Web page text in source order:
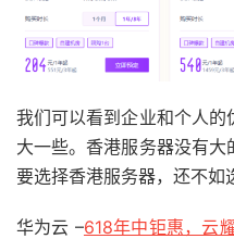
我们可以看到企业和个人
大一些。香港服务器没有
要选择香港服务器，还不如
华为云 –618年中钜惠，云